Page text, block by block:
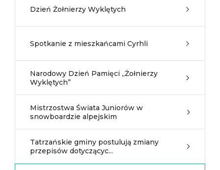
Dzień Żołnierzy Wyklętych
Spotkanie z mieszkańcami Cyrhli
Narodowy Dzień Pamięci „Żołnierzy
Wyklętych”
Mistrzostwa Świata Juniorów w
snowboardzie alpejskim
Tatrzańskie gminy postulują zmiany
przepisów dotyczącyc...